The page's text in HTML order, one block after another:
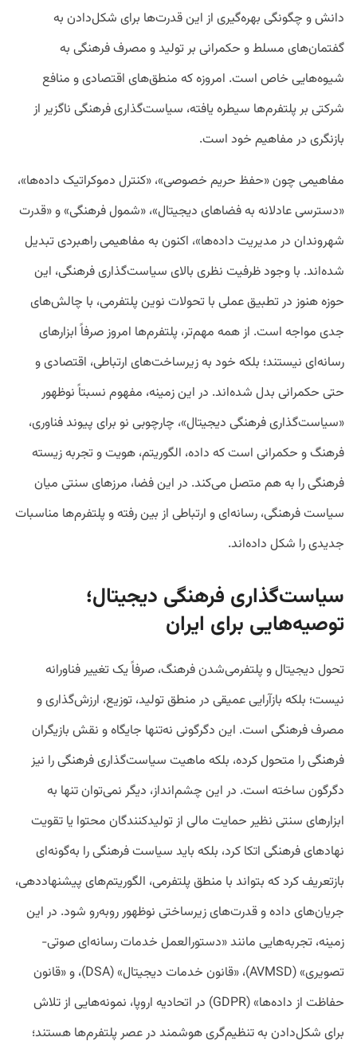
دانش و چگونگی بهره‌گیری از این قدرت‌ها برای شکل‌دادن به
گفتمان‌های مسلط و حکمرانی بر تولید و مصرف فرهنگی به
شیوه‌هایی خاص است. امروزه که منطق‌های اقتصادی و منافع
شرکتی بر پلتفرم‌ها سیطره یافته، سیاست‌گذاری فرهنگی ناگزیر از
بازنگری در مفاهیم خود است.
مفاهیمی چون «حفظ حریم خصوصی»، «کنترل دموکراتیک داده‌ها»،
«دسترسی عادلانه به فضاهای دیجیتال»، «شمول فرهنگی» و «قدرت
شهروندان در مدیریت داده‌ها»، اکنون به مفاهیمی راهبردی تبدیل
شده‌اند. با وجود ظرفیت نظری بالای سیاست‌گذاری فرهنگی، این
حوزه هنوز در تطبیق عملی با تحولات نوین پلتفرمی، با چالش‌های
جدی مواجه است. از همه مهم‌تر، پلتفرم‌ها امروز صرفاً ابزارهای
رسانه‌ای نیستند؛ بلکه خود به زیرساخت‌های ارتباطی، اقتصادی و
حتی حکمرانی بدل شده‌اند. در این زمینه، مفهوم نسبتاً نوظهور
«سیاست‌گذاری فرهنگی دیجیتال»، چارچوبی نو برای پیوند فناوری،
فرهنگ و حکمرانی است که داده، الگوریتم، هویت و تجربه زیسته
فرهنگی را به هم متصل می‌کند. در این فضا، مرزهای سنتی میان
سیاست فرهنگی، رسانه‌ای و ارتباطی از بین رفته و پلتفرم‌ها مناسبات
جدیدی را شکل داده‌اند.
سیاست‌گذاری فرهنگی دیجیتال؛
توصیه‌هایی برای ایران
تحول دیجیتال و پلتفرمی‌شدن فرهنگ، صرفاً یک تغییر فناورانه
نیست؛ بلکه بازآرایی عمیقی در منطق تولید، توزیع، ارزش‌گذاری و
مصرف فرهنگی است. این دگرگونی نه‌تنها جایگاه و نقش بازیگران
فرهنگی را متحول کرده، بلکه ماهیت سیاست‌گذاری فرهنگی را نیز
دگرگون ساخته است. در این چشم‌انداز، دیگر نمی‌توان تنها به
ابزارهای سنتی نظیر حمایت مالی از تولیدکنندگان محتوا یا تقویت
نهادهای فرهنگی اتکا کرد، بلکه باید سیاست فرهنگی را به‌گونه‌ای
بازتعریف کرد که بتواند با منطق پلتفرمی، الگوریتم‌های پیشنهاددهی،
جریان‌های داده و قدرت‌های زیرساختی نوظهور روبه‌رو شود. در این
زمینه، تجربه‌هایی مانند «دستورالعمل خدمات رسانه‌ای صوتی-
تصویری» (AVMSD)، «قانون خدمات دیجیتال» (DSA)، و «قانون
حفاظت از داده‌ها» (GDPR) در اتحادیه اروپا، نمونه‌هایی از تلاش
برای شکل‌دادن به تنظیم‌گری هوشمند در عصر پلتفرم‌ها هستند؛